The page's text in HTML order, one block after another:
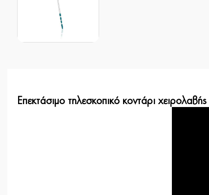
Επεκτάσιμο τηλεσκοπικό κοντάρι